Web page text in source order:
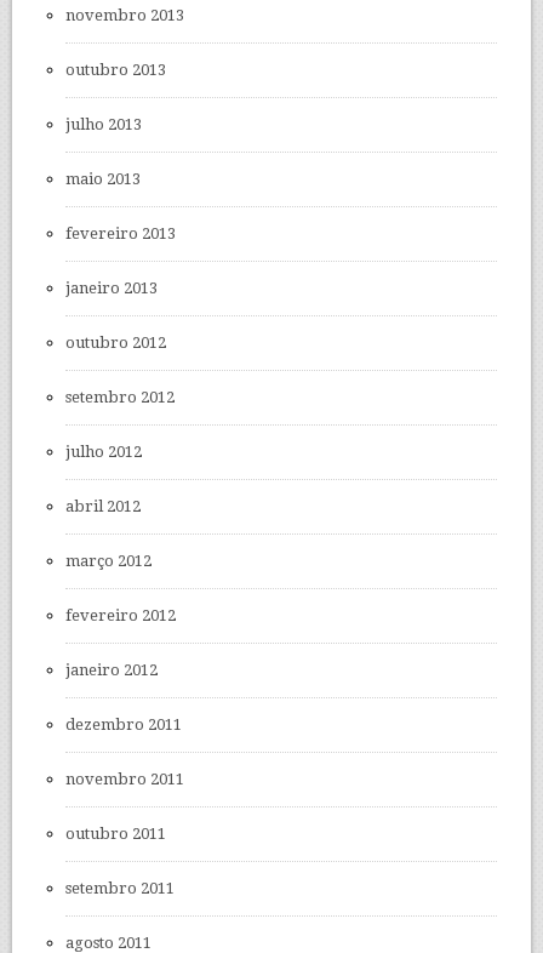
novembro 2013
outubro 2013
julho 2013
maio 2013
fevereiro 2013
janeiro 2013
outubro 2012
setembro 2012
julho 2012
abril 2012
março 2012
fevereiro 2012
janeiro 2012
dezembro 2011
novembro 2011
outubro 2011
setembro 2011
agosto 2011